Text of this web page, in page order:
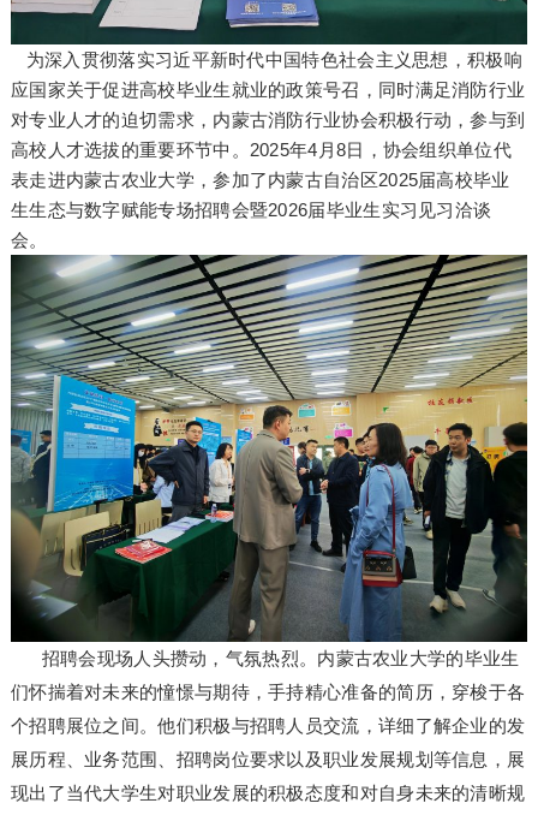
为深入贯彻落实习近平新时代中国特色社会主义思想，积极响
应国家关于促进高校毕业生就业的政策号召，同时满足消防行业
对专业人才的迫切需求，内蒙古消防行业协会积极行动，参与到
高校人才选拔的重要环节中。2025年4月8日，协会组织单位代
表走进内蒙古农业大学，参加了内蒙古自治区2025届高校毕业
生生态与数字赋能专场招聘会暨2026届毕业生实习见习洽谈
会。
招聘会现场人头攒动，气氛热烈。内蒙古农业大学的毕业生
们怀揣着对未来的憧憬与期待，手持精心准备的简历，穿梭于各
个招聘展位之间。他们积极与招聘人员交流，详细了解企业的发
展历程、业务范围、招聘岗位要求以及职业发展规划等信息，展
现出了当代大学生对职业发展的积极态度和对自身未来的清晰规